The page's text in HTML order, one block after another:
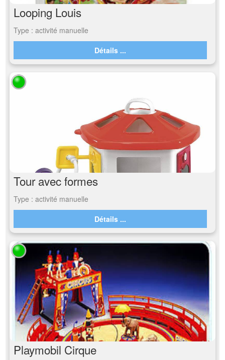
Looping Louis
Type : activité manuelle
Détails ...
Tour avec formes
Type : activité manuelle
Détails ...
Playmobil Cirque